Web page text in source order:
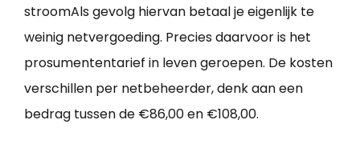
stroomAls gevolg hiervan betaal je eigenlijk te
weinig netvergoeding. Precies daarvoor is het
prosumententarief in leven geroepen. De kosten
verschillen per netbeheerder, denk aan een
bedrag tussen de €86,00 en €108,00.